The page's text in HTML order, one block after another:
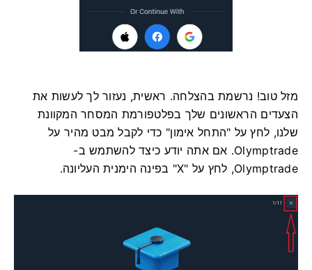
מזל טוב! נרשמת בהצלחה. ראשית, נעזור לך לעשות את
הצעדים הראשונים שלך בפלטפורמת המסחר המקוונת
שלנו, לחץ על "התחל אימון" כדי לקבל מבט מהיר על
Olymptrade. אם אתה יודע כיצד להשתמש ב-
Olymptrade, לחץ על "X" בפינה הימנית העליונה.